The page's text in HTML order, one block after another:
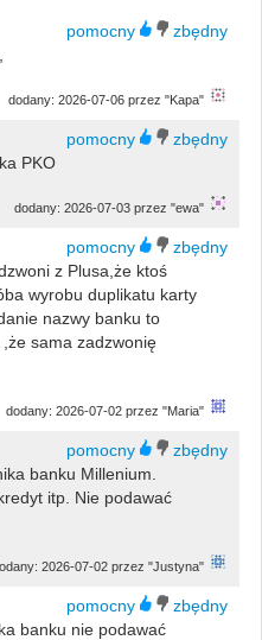
dodany: 2026-07-06 przez "Kapa"
PKO
dodany: 2026-07-03 przez "ewa"
z Plusa,że ktoś
wyrobu duplikatu karty
nazwy banku to
sama zadzwonię
dodany: 2026-07-02 przez "Maria"
banku Millenium.
itp. Nie podawać
2026-07-02 przez "Justyna"
banku nie podawać